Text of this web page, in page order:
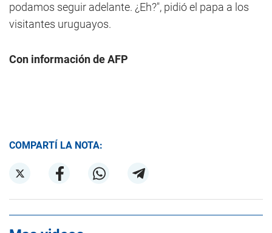
podamos seguir adelante. ¿Eh?", pidió el papa a los
visitantes uruguayos.
Con información de AFP
COMPARTÍ LA NOTA: